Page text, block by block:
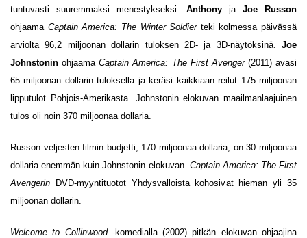
tuntuvasti suuremmaksi menestykseksi. Anthony ja Joe Russon
ohjaama Captain America: The Winter Soldierteki kolmessa päivässä
arviolta 96,2 miljoonan dollarin tuloksen 2D- ja 3D-näytöksinä. Joe
Johnstonin ohjaamaCaptain America: The First Avenger(2011) avasi
65 miljoonan dollarin tuloksella ja keräsi kaikkiaan reilut 175 miljoonan
lipputulot Pohjois-Amerikasta. Johnstonin elokuvan maailmanlaajuinen
tulos oli noin 370 miljoonaa dollaria.
Russon veljesten filmin budjetti, 170 miljoonaa dollaria, on 30 miljoonaa
dollaria enemmän kuin Johnstonin elokuvan. Captain America: The First
Avengerin DVD-myyntituotot Yhdysvalloista kohosivat hieman yli 35
miljoonan dollarin.
Welcome to Collinwood-komedialla (2002) pitkän elokuvan ohjaajina